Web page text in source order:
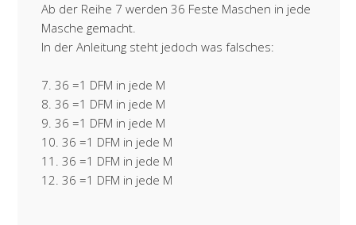
Ab der Reihe 7 werden 36 Feste Maschen in jede
Masche gemacht.
In der Anleitung steht jedoch was falsches:
7. 36 =1 DFM in jede M
8. 36 =1 DFM in jede M
9. 36 =1 DFM in jede M
10. 36 =1 DFM in jede M
11. 36 =1 DFM in jede M
12. 36 =1 DFM in jede M